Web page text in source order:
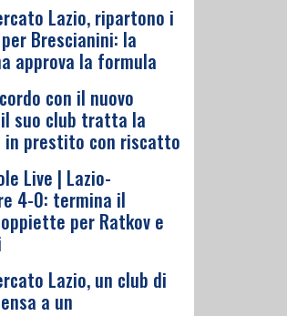
Lazio, ripartono i
Brescianini: la
approva la formula
con il nuovo
suo club tratta la
in prestito con riscatto
Live | Lazio-
4-0: termina il
per Ratkov e
Lazio, un club di
a un